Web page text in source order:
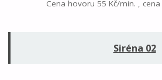
Cena hovoru 55 Kč/min. ,
Siréna 02